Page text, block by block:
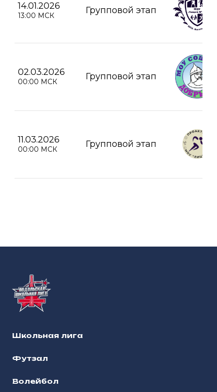
14.01.2026
13:00 МСК Групповой этап
02.03.2026
00:00 МСК Групповой этап
11.03.2026
00:00 МСК Групповой этап
Школьная лига
Футзал
Волейбол